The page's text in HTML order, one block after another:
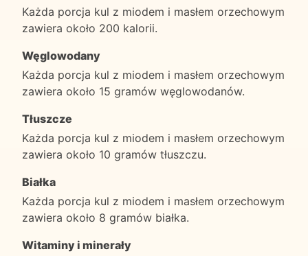
Każda porcja kul z miodem i masłem orzechowym
zawiera około 200 kalorii.
Węglowodany
Każda porcja kul z miodem i masłem orzechowym
zawiera około 15 gramów węglowodanów.
Tłuszcze
Każda porcja kul z miodem i masłem orzechowym
zawiera około 10 gramów tłuszczu.
Białka
Każda porcja kul z miodem i masłem orzechowym
zawiera około 8 gramów białka.
Witaminy i minerały